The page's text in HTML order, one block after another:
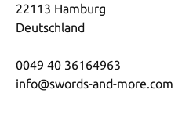
22113 Hamburg
Deutschland
0049 40 36164963
info@swords-and-more.com